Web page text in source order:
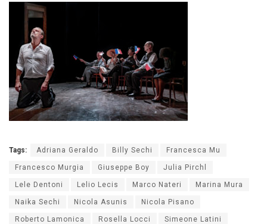
Tags: Adriana Geraldo Billy Sechi Francesca Mu
Francesco Murgia Giuseppe Boy Julia Pirchl
Lele Dentoni Lelio Lecis Marco Nateri Marina Mura
Naika Sechi Nicola Asunis Nicola Pisano
Roberto Lamonica Rosella Locci Simeone Latini